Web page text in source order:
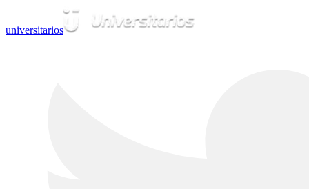
universitarios